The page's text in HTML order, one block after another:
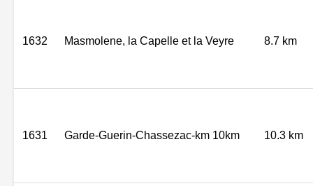
1632 Masmolene, la Capelle et la Veyre 8.7 km
1631 Garde-Guerin-Chassezac-km 10km 10.3 km